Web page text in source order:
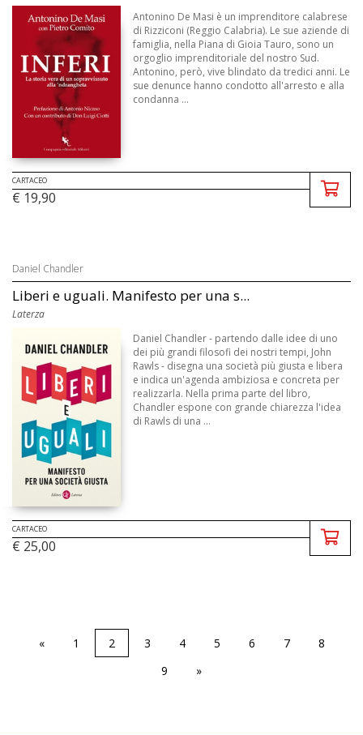
Antonino De Masi è un imprenditore calabrese
di Rizziconi (Reggio Calabria). Le sue aziende di
famiglia, nella Piana di Gioia Tauro, sono un
orgoglio imprenditoriale del nostro Sud.
Antonino, però, vive blindato da tredici anni. Le
sue denunce hanno condotto all'arresto e alla
condanna ...
CARTACEO
€ 19,90
Daniel Chandler
Liberi e uguali. Manifesto per una s...
Laterza
Daniel Chandler - partendo dalle idee di uno
dei più grandi filosofi dei nostri tempi, John
Rawls - disegna una società più giusta e libera
e indica un'agenda ambiziosa e concreta per
realizzarla. Nella prima parte del libro,
Chandler espone con grande chiarezza l'idea
di Rawls di una ...
CARTACEO
€ 25,00
« 1 2 3 4 5 6 7
8
9
»